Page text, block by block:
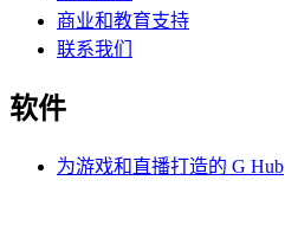
商业和教育支持
联系我们
软件
为游戏和直播打造的 G Hub